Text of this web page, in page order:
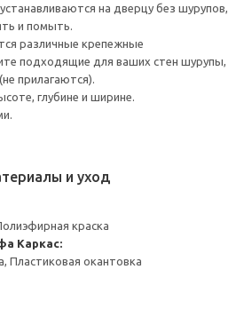
на дверцу без шурупов,
и помыть.
различные крепежные
подходящие для ваших стен шурупы,
прилагаются).
глубине и ширине.
и уход
краска
Каркас:
Пластиковая окантовка